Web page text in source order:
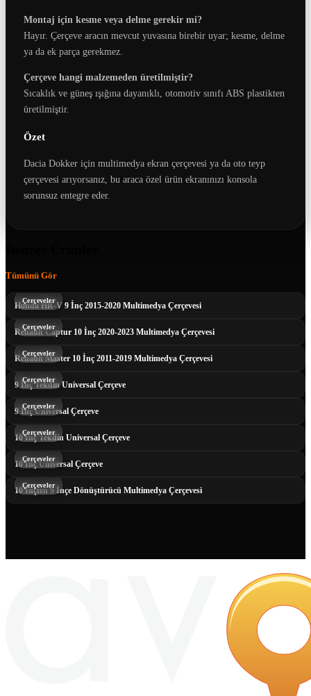
Montaj için kesme veya delme gerekir mi?
Hayır. Çerçeve aracın mevcut yuvasına birebir uyar; kesme, delme
ya da ek parça gerekmez.
Çerçeve hangi malzemeden üretilmiştir?
Sıcaklık ve güneş ışığına dayanıklı, otomotiv sınıfı ABS plastikten
üretilmiştir.
Özet
Dacia Dokker için multimedya ekran çerçevesi ya da oto teyp
çerçevesi arıyorsanız, bu araca özel ürün ekranınızı konsola
sorunsuz entegre eder.
Tümünü Gör
Honda HR-V 9 İnç 2015-2020 Multimedya Çerçevesi
Çerçeveler
Renault Captur 10 İnç 2020-2023 Multimedya Çerçevesi
Çerçeveler
Renault Master 10 İnç 2011-2019 Multimedya Çerçevesi
Çerçeveler
9 İnç Tekdin Universal Çerçeve
Çerçeveler
9 İnç Universal Çerçeve
Çerçeveler
10 İnç Tekdin Universal Çerçeve
Çerçeveler
10 İnç Universal Çerçeve
Çerçeveler
10 İnçten 9 İnçe Dönüştürücü Multimedya Çerçevesi
Çerçeveler